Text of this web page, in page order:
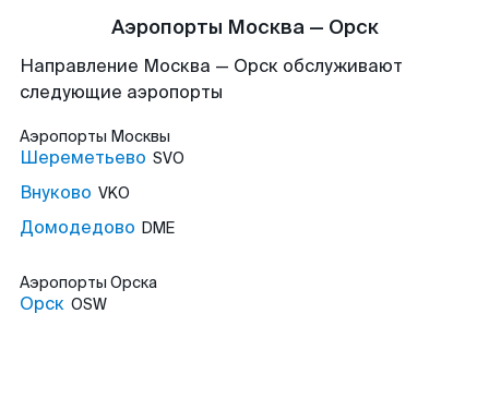
Аэропорты Москва — Орск
Направление Москва — Орск обслуживают
следующие аэропорты
Аэропорты Москвы
Шереметьево SVO
Внуково VKO
Домодедово DME
Аэропорты Орска
Орск OSW